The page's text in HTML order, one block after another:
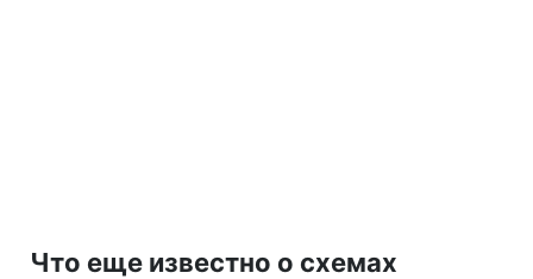
Что еще известно о схемах